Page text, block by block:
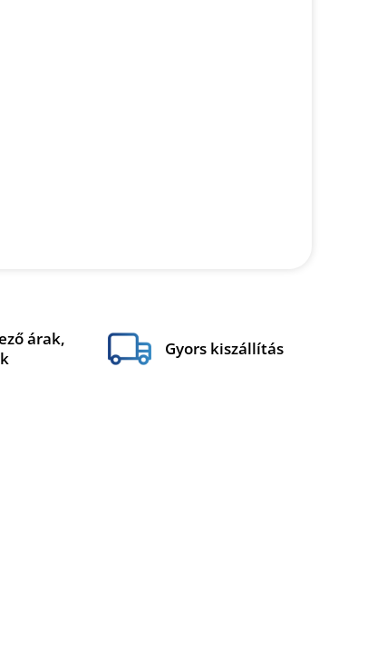
árak,
Gyors kiszállítás